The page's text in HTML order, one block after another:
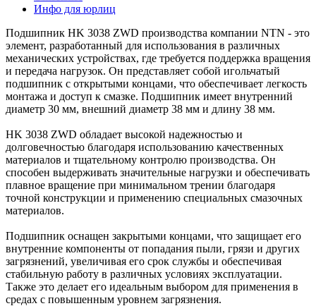
Инфо для юрлиц
Подшипник HK 3038 ZWD производства компании NTN - это
элемент, разработанный для использования в различных
механических устройствах, где требуется поддержка вращения
и передача нагрузок. Он представляет собой игольчатый
подшипник с открытыми концами, что обеспечивает легкость
монтажа и доступ к смазке. Подшипник имеет внутренний
диаметр 30 мм, внешний диаметр 38 мм и длину 38 мм.
HK 3038 ZWD обладает высокой надежностью и
долговечностью благодаря использованию качественных
материалов и тщательному контролю производства. Он
способен выдерживать значительные нагрузки и обеспечивать
плавное вращение при минимальном трении благодаря
точной конструкции и применению специальных смазочных
материалов.
Подшипник оснащен закрытыми концами, что защищает его
внутренние компоненты от попадания пыли, грязи и других
загрязнений, увеличивая его срок службы и обеспечивая
стабильную работу в различных условиях эксплуатации.
Также это делает его идеальным выбором для применения в
средах с повышенным уровнем загрязнения.